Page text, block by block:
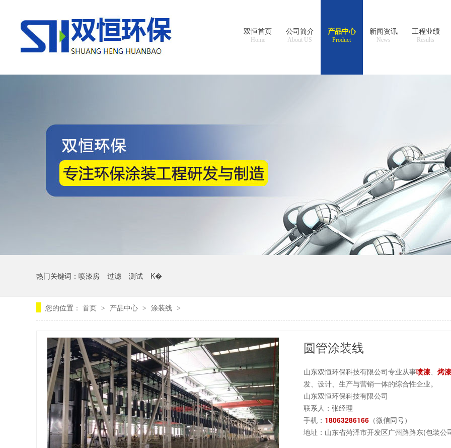
双恒首页
Home
公司简介
About US
产品中心
Product
新闻资讯
News
工程业绩
Results
热门关键词： 喷漆房 过滤 测试 K�
您的位置： 首页 > 产品中心 > 涂装线 >
圆管涂装线
山东双恒环保科技有限公司专业从事喷漆、烤
发、设计、生产与营销一体的综合性企业。
山东双恒环保科技有限公司
联系人：张经理
手机： 18063286166 （微信同号）
地址：山东省菏泽市开发区广州路路东(包装公